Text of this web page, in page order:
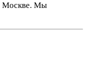
Москве. Мы